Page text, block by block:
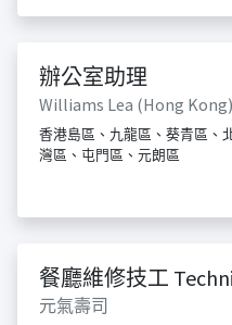
辦公室助理
Williams Lea (Hong
香港島區、九龍區、葵青區、
灣區、屯門區、元朗區
餐廳維修技工
元氣壽司